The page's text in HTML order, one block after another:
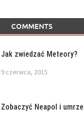
COMMENTS
Jak zwiedzać Meteory?
9 czerwca, 2015
Zobaczyć Neapol i